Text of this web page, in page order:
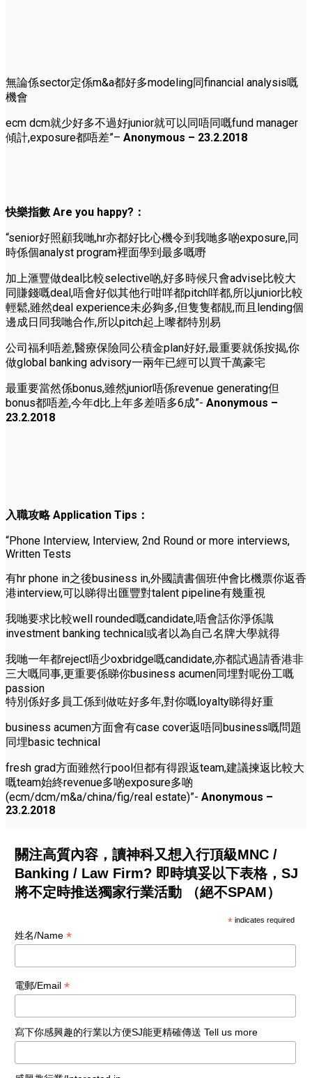
無論係sector定係m&a都好多modeling同financial analysis嘅
機會
ecm dcm就少好多不過好junior就可以同唔同嘅fund manager
傾計,exposure都唔差”– Anonymous – 23.2.2018
快樂指數 Are you happy? ：
“senior好照顧我哋,hr亦都好比心機令到我哋多啲exposure,同
時係個analyst program裡面學到最多嘅嘢
加上滙豐做deal比較selective啲,好多時候只會advise比較大
同賺錢嘅deal,唔會好似其他行咁咩都pitch咩都,所以junior比較
輕鬆,雖然deal experience未必夠多,但隻隻都靚,而且lending個
邊成日同我哋合作,所以pitch起上嚟都特別易
公司福利唔差,醫療保險同公積金plan好好,最重要就係按揭,你
做global banking advisory一兩年已經可以買千萬豪宅
最重要當然係bonus,雖然junior唔係revenue generating但
bonus都唔差,今年d比上年多差唔多6成”- Anonymous –
23.2.2018
入職攻略Application Tips ：
“Phone Interview, Interview, 2nd Round or more interviews,
Written Tests
有hr phone in之後business in,外國讀書個班仲會比機票你返香
港interview,可以睇得出匯豐對talent pipeline有幾重視
我哋要求比較well rounded嘅candidate,唔會話你淨係識
investment banking technical或者以為自己名牌大學就得
我哋一年都reject唔少oxbridge嘅candidate,亦都試過請香港非
三大嘅同事,更重要係睇你business acumen同埋對呢份工嘅
passion
特別係好多員工係到做咗好多年,對你嘅loyalty睇得好重
business acumen方面會有case cover返唔同business嘅問題
同埋basic technical
fresh grad方面雖然行pool但都有得跟返team,建議揀返比較大
嘅team始終revenue多啲exposure多啲
(ecm/dcm/m&a/china/fig/real estate)”- Anonymous –
23.2.2018
關注高質內容，讀神科又想入行頂級MNC /
Banking / Law Firm? 即時填妥以下表格，SJ
將不定時推送獨家行業活動 （絕不SPAM）
* indicates required
姓名/Name *
電郵/Email *
寫下你感興趣的行業以方便SJ能更精確傳送 Tell us more